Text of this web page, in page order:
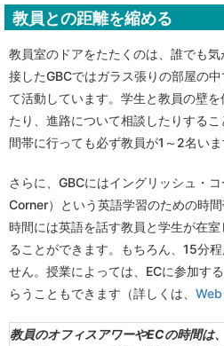
教員との距離を縮める
教員室のドアをたたくのは、誰でも
接したGBCではガラス張りの部屋の
て活動しています。学生と教員の壁
たり、進路について相談したりする
間帯に行っても必ず教員が1～2名いま
さらに、GBCにはイングリッシュ・
Corner）という英語学習のための時
時間には英語を話す教員と学生が在
ることができます。もちろん、15分
せん。授業によっては、ECに参加す
らうこともできます（詳しくは、 Web
教員のオフィスアワーやECの時間は